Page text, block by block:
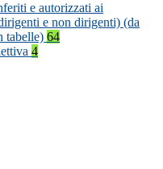
e autorizzati ai
e non dirigenti) (da
tabelle) 64
4